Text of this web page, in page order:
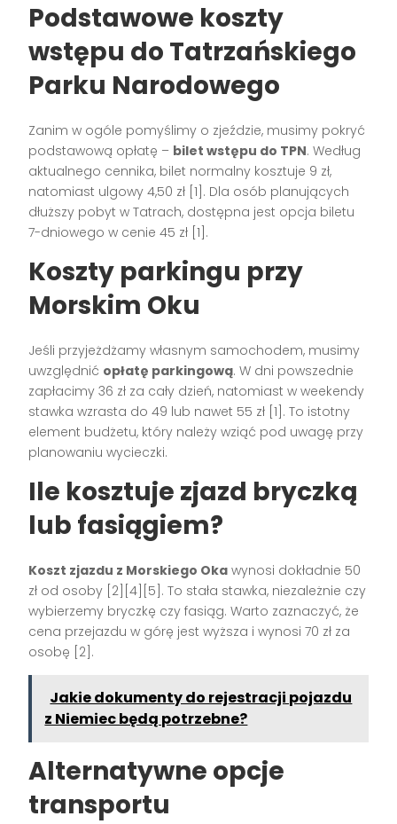
Podstawowe koszty
wstępu do Tatrzańskiego
Parku Narodowego
Zanim w ogóle pomyślimy o zjeździe, musimy pokryć
podstawową opłatę – bilet wstępu do TPN. Według
aktualnego cennika, bilet normalny kosztuje 9 zł,
natomiast ulgowy 4,50 zł [1]. Dla osób planujących
dłuższy pobyt w Tatrach, dostępna jest opcja biletu
7-dniowego w cenie 45 zł [1].
Koszty parkingu przy
Morskim Oku
Jeśli przyjeżdżamy własnym samochodem, musimy
uwzględnić opłatę parkingową. W dni powszednie
zapłacimy 36 zł za cały dzień, natomiast w weekendy
stawka wzrasta do 49 lub nawet 55 zł [1]. To istotny
element budżetu, który należy wziąć pod uwagę przy
planowaniu wycieczki.
Ile kosztuje zjazd bryczką
lub fasiągiem?
Koszt zjazdu z Morskiego Oka wynosi dokładnie 50
zł od osoby [2][4][5]. To stała stawka, niezależnie czy
wybierzemy bryczkę czy fasiąg. Warto zaznaczyć, że
cena przejazdu w górę jest wyższa i wynosi 70 zł za
osobę [2].
Jakie dokumenty do rejestracji pojazdu
z Niemiec będą potrzebne?
Alternatywne opcje
transportu